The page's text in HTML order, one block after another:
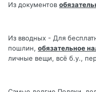
Из документов
Из вводных - Для
пошлин, обязательное
личные вещи, всё б.у.,